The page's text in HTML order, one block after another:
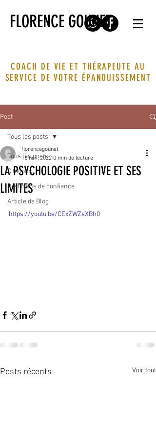
FLORENCE GOUNET
COACH DE VIE ET THÉRAPEUTE AU
SERVICE DE VOTRE ÉPANOUISSEMENT
Post
Tous les posts
Citations
Praticiens de confiance
Article de Blog
Tous les posts
LA PSYCHOLOGIE POSITIVE ET SES
LIMITES
florencegounet
16 nov. 2022 0 min de lecture
https://youtu.be/CExZWZsXBh0
Posts récents Voir tout